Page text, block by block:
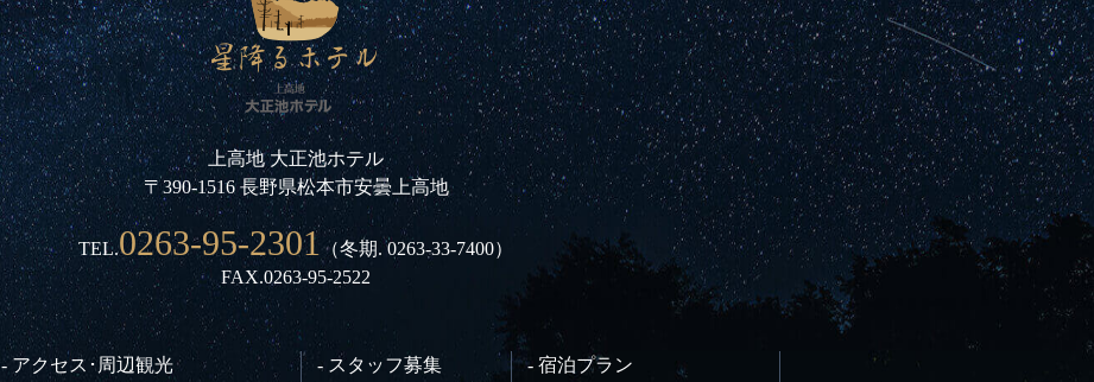
上高地 大正池ホテル
〒390-1516 長野県松本市安曇上高地
TEL.0263-95-2301（冬期.0263-33-7400）
FAX.0263-95-2522
- アクセス･周辺観光 - スタッフ募集 - 宿泊プラン